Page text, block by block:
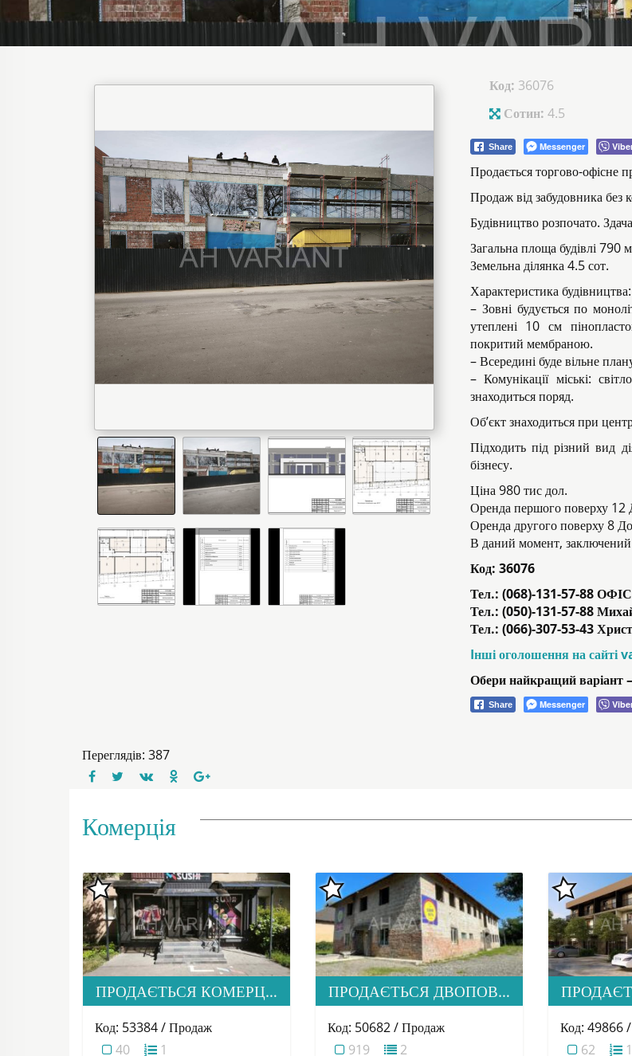
Код: 36076
Сотин: 4.5
Share Messenger
Продається торгово-офісне
Продаж від забудовника без
Будівництво розпочато.
Загальна площа будівлі 790
Земельна ділянка 4.5 сот.
Характеристика будівництва:
– Зовні будується по
утеплені 10 см
покритий мембраною.
– Всередині буде вільне
– Комунікації міські:
знаходиться поряд.
Об’єкт знаходиться при
Підходить під різний вид
бізнесу.
Ціна 980 тис дол.
Оренда першого поверху 12
Оренда другого поверху 8
В даний момент, заключений
Код: 36076
Тел.: (068)-131-57-88 ОФІС
Тел.: (050)-131-57-88
Тел.: (066)-307-53-43
Iнші оголошення на
Обери найкращий
Share Messenger
Переглядів: 387
Комерція
ПРОДАЄТЬСЯ КОМЕРЦІЙНЕ ПРИМІЩЕННЯ В М. УЖГОРОД
Код: 53384 / Продаж
40
1
ПРОДАЄТЬСЯ ДВОПОВЕРХОВА БУДІВЛЯ В М. ПЕРЕЧИН
Код: 50682 / Продаж
919
2
Код: 49866
62
1